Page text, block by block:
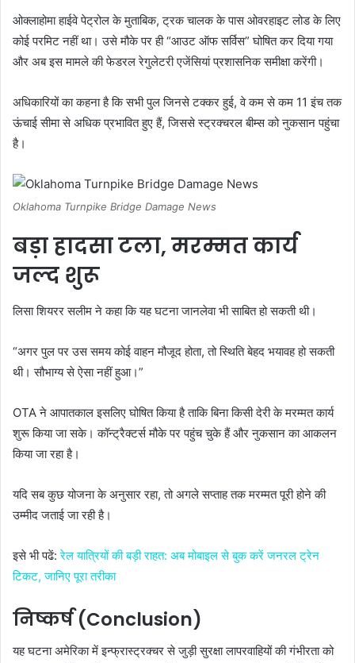
ओक्लाहोमा हाईवे पेट्रोल के मुताबिक, ट्रक चालक के पासओवरहाइट लोड के लिए
कोई परमिट नहीं था। उसे मौके पर ही“आउट ऑफ सर्विस” घोषित कर दिया गया
और अब इस मामले कीफेडरल रेगुलेटरी एजेंसियांप्रशासनिक समीक्षा करेंगी।
अधिकारियों का कहना है कि सभी पुल जिनसे टक्कर हुई, वे कम से कम 11 इंच तक
ऊंचाई सीमा से अधिकप्रभावित हुए हैं, जिससे स्ट्रक्चरल बीम्स को नुकसान पहुंचा
है।
Oklahoma Turnpike Bridge Damage News
बड़ा हादसा टला, मरम्मत कार्य
जल्द शुरू
लिसा शियरर सलीम ने कहा कि यह घटनाजानलेवा भी साबित हो सकती थी।
“अगर पुल पर उस समय कोई वाहन मौजूद होता, तो स्थिति बेहद भयावह हो सकती
थी। सौभाग्य से ऐसा नहीं हुआ।”
OTA ने आपातकाल इसलिए घोषित किया है ताकिबिना किसी देरी के मरम्मत कार्य
शुरूकिया जा सके। कॉन्ट्रैक्टर्स मौके पर पहुंच चुके हैं और नुकसान का आकलन
किया जा रहा है।
यदि सब कुछ योजना के अनुसार रहा, तोअगले सप्ताह तक मरम्मत पूरी होनेकी
उम्मीद जताई जा रही है।
इसे भी पढें:रेल यात्रियों की बड़ी राहत: अब मोबाइल से बुक करें जनरल ट्रेन
टिकट, जानिए पूरा तरीका
निष्कर्ष (Conclusion)
यह घटना अमेरिका मेंइन्फ्रास्ट्रक्चर से जुड़ी सुरक्षा लापरवाहियोंकी गंभीरता को